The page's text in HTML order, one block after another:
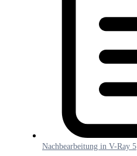
Nachbearbeitung in V-Ray 5